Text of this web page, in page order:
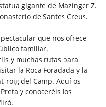
gigante de Mazinger Z.
de Santes Creus.
que nos ofrece
familiar.
y muchas rutas para
la Roca Foradada y la
roig del Camp. Aquí os
y conoceréis los